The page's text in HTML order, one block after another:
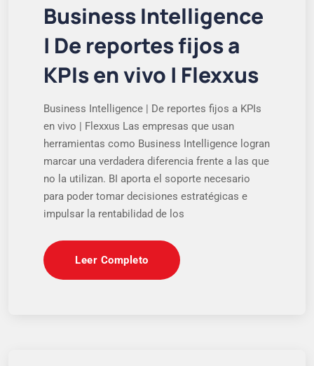
Business Intelligence
| De reportes fijos a
KPIs en vivo | Flexxus
Business Intelligence | De reportes fijos a KPIs
en vivo | Flexxus Las empresas que usan
herramientas como Business Intelligence logran
marcar una verdadera diferencia frente a las que
no la utilizan. BI aporta el soporte necesario
para poder tomar decisiones estratégicas e
impulsar la rentabilidad de los
Leer Completo